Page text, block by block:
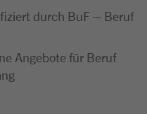
durch BuF – Beruf
Angebote für Beruf